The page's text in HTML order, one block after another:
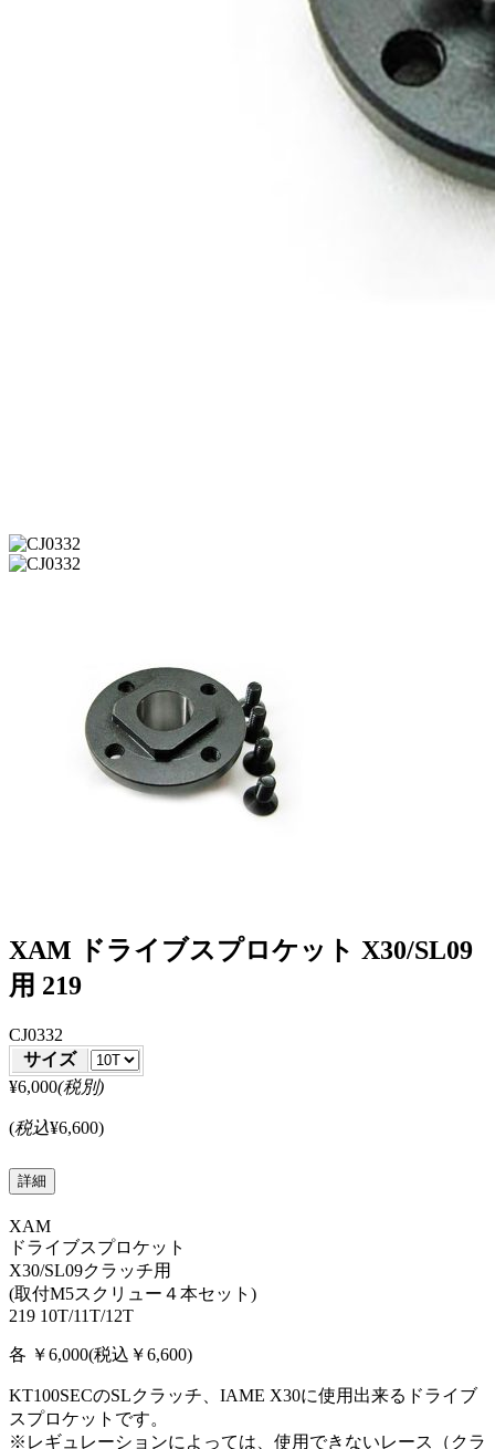
XAM ドライブスプロケット X30/SL09
用 219
CJ0332
サイズ
¥6,000(税別)
(税込¥6,600)
詳細
XAM
ドライブスプロケット
X30/SL09クラッチ用
(取付M5スクリュー４本セット)
219 10T/11T/12T
各 ￥6,000(税込￥6,600)
KT100SECのSLクラッチ、IAME X30に使用出来るドライブ
スプロケットです。
※レギュレーションによっては、使用できないレース（クラ